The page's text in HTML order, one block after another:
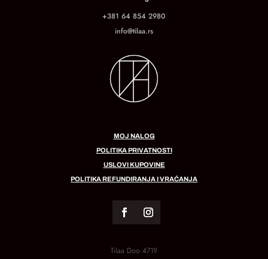
+381 64 854 2980
info@tilaa.rs
MOJ NALOG
POLITIKA PRIVATNOSTI
USLOVI KUPOVINE
POLITIKA REFUNDIRANJA I VRAĆANJA
Tilaa Doo 4719